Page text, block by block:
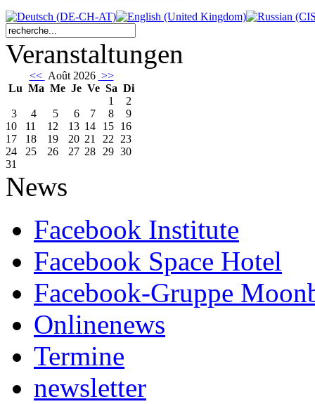
Veranstaltungen
<< Août 2026 >>
Lu Ma Me Je Ve Sa Di
1
2
3
4 5 6 7 8
9
10
11 12 13 14 15 16
17
18 19 20 21 22 23
24
25 26 27 28 29 30
31
News
Facebook Institute
Facebook Space Hotel
Facebook-Gruppe
Onlinenews
Termine
newsletter